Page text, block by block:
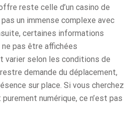
reste celle d’un casino de
un immense complexe avec
certaines informations
pas être affichées
varier selon les conditions de
demande du déplacement,
sur place. Si vous cherchez
numérique, ce n’est pas